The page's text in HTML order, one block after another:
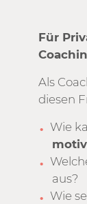
Für
Als
diesen
Wie
aus?
Wie